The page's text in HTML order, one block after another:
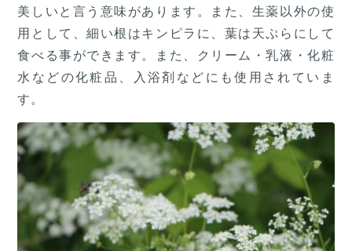
美しいと言う意味があります。また、生薬以外の使
用として、細い根はキンピラに、葉は天ぷらにして
食べる事ができます。また、クリーム・乳液・化粧
水などの化粧品、入浴剤などにも使用されていま
す。